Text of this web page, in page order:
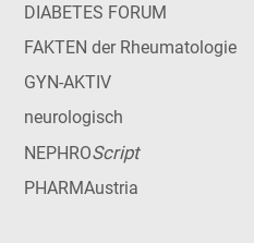
DIABETES FORUM
FAKTEN der Rheumatologie
GYN-AKTIV
neurologisch
NEPHROScript
PHARMAustria